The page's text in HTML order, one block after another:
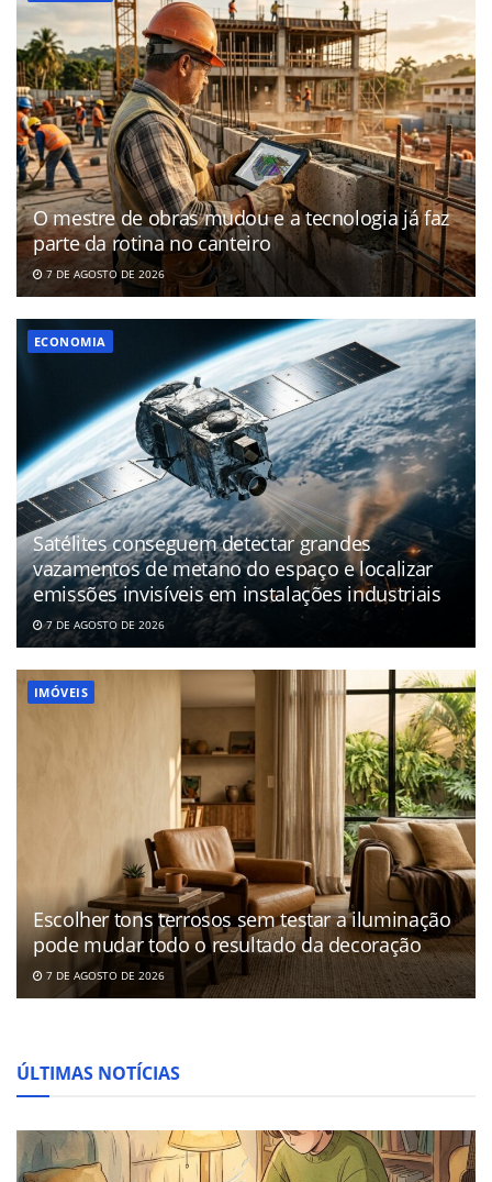
O mestre de obras mudou e a tecnologia já faz
parte da rotina no canteiro
7 DE AGOSTO DE 2026
ECONOMIA
Satélites conseguem detectar grandes
vazamentos de metano do espaço e localizar
emissões invisíveis em instalações industriais
7 DE AGOSTO DE 2026
IMÓVEIS
Escolher tons terrosos sem testar a iluminação
pode mudar todo o resultado da decoração
7 DE AGOSTO DE 2026
ÚLTIMAS NOTÍCIAS